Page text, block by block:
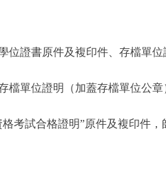
證書原件及複印件、存檔單位
單位證明（加蓋存檔單位公章
試合格證明”原件及複印件，